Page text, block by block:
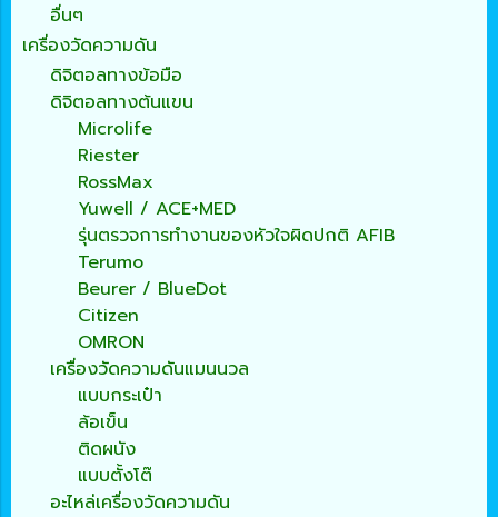
อื่นๆ
เครื่องวัดความดัน
ดิจิตอลทางข้อมือ
ดิจิตอลทางต้นแขน
Microlife
Riester
RossMax
Yuwell / ACE+MED
รุ่นตรวจการทำงานของหัวใจผิดปกติ AFIB
Terumo
Beurer / BlueDot
Citizen
OMRON
เครื่องวัดความดันแมนนวล
แบบกระเป๋า
ล้อเข็น
ติดผนัง
แบบตั้งโต๊
อะไหล่เครื่องวัดความดัน